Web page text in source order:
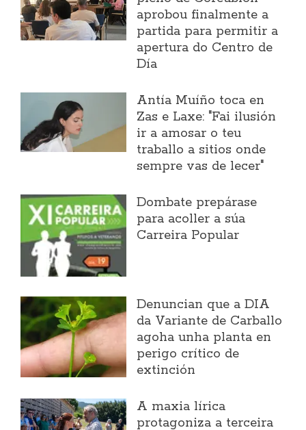
aprobou finalmente a
partida para permitir a
apertura do Centro de
Día
Antía Muíño toca en
Zas e Laxe: "Fai ilusión
ir a amosar o teu
traballo a sitios onde
sempre vas de lecer"
Dombate prepárase
para acoller a súa
Carreira Popular
Denuncian que a DIA
da Variante de Carballo
agoha unha planta en
perigo crítico de
extinción
A maxia lírica
protagoniza a terceira